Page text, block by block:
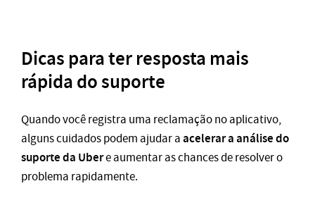
Dicas para ter resposta mais
rápida do suporte
Quando você registra uma reclamação no aplicativo,
alguns cuidados podem ajudar aacelerar a análise do
suporte da Ubere aumentar as chances de resolver o
problema rapidamente.